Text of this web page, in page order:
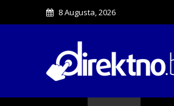
8 Augusta, 2026